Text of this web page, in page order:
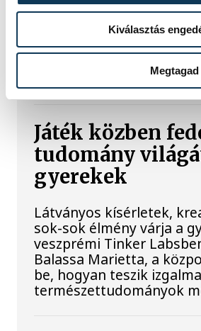
Kiválasztás
Megtagad
a paksi erőmű
hogy az utolsó még
hibamentesen
miniszterelnök a paksi
Játék közben
tudomány
gyerekek
Látványos kísérletek,
sok-sok élmény várja a
veszprémi Tinker
Balassa Marietta, a
be, hogyan teszik
természettudományok